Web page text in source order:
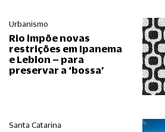
Urbanismo
Rio impõe novas
restrições em Ipanema
e Leblon – para
preservar a ‘bossa’
Santa Catarina